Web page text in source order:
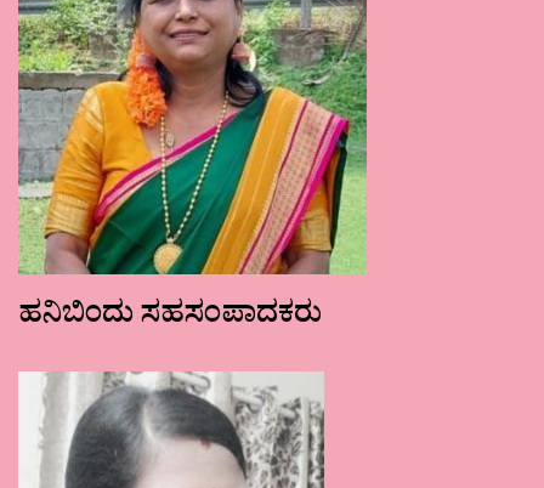
ಹನಿಬಿಂದು ಸಹಸಂಪಾದಕರು